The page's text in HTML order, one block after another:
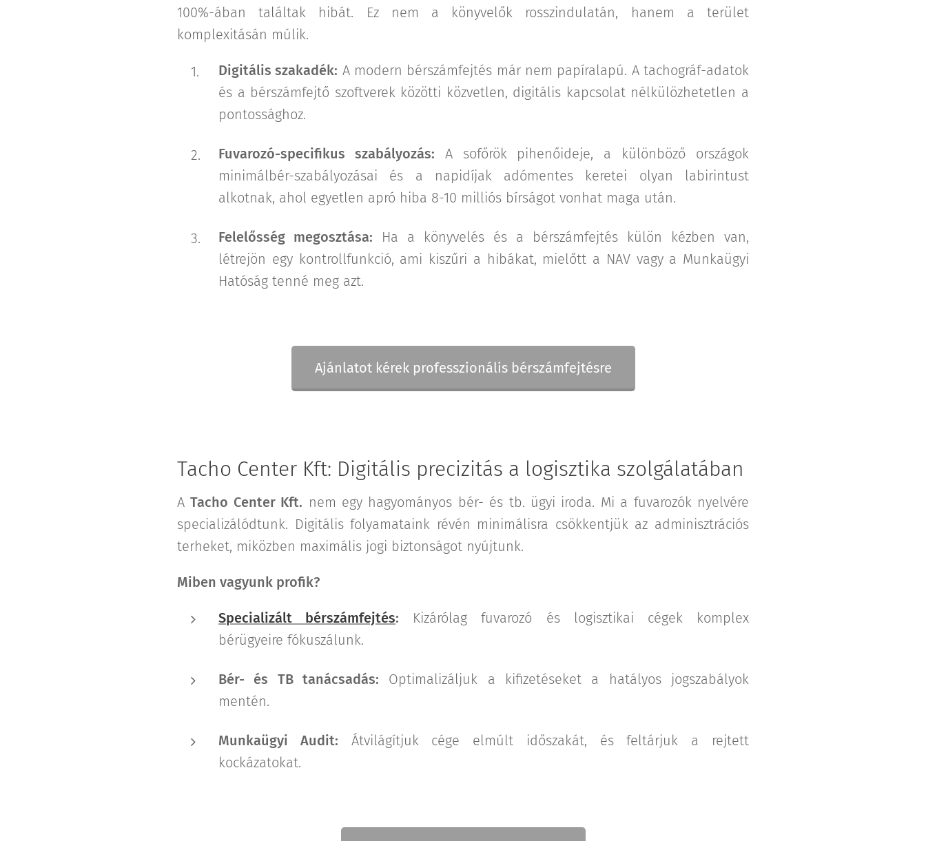
100%-ában találtak hibát. Ez nem a könyvelők rosszindulatán, hanem a terület
komplexitásán múlik.
Digitális szakadék: A modern bérszámfejtés már nem papíralapú. A tachográf-adatok
és a bérszámfejtő szoftverek közötti közvetlen, digitális kapcsolat nélkülözhetetlen a
pontossághoz.
Fuvarozó-specifikus szabályozás: A sofőrök pihenőideje, a különböző országok
minimálbér-szabályozásai és a napidíjak adómentes keretei olyan labirintust
alkotnak, ahol egyetlen apró hiba 8-10 milliós bírságot vonhat maga után.
Felelősség megosztása: Ha a könyvelés és a bérszámfejtés külön kézben van,
létrejön egy kontrollfunkció, ami kiszűri a hibákat, mielőtt a NAV vagy a Munkaügyi
Hatóság tenné meg azt.
Ajánlatot kérek professzionális bérszámfejtésre
Tacho Center Kft: Digitális precizitás a logisztika szolgálatában
ATacho Center Kft. nem egy hagyományos bér- és tb. ügyi iroda. Mi a fuvarozók nyelvére
specializálódtunk. Digitális folyamataink révén minimálisra csökkentjük az adminisztrációs
terheket, miközben maximális jogi biztonságot nyújtunk.
Miben vagyunk profik?
Specializált bérszámfejtés: Kizárólag fuvarozó és logisztikai cégek komplex
bérügyeire fókuszálunk.
Bér- és TB tanácsadás: Optimalizáljuk a kifizetéseket a hatályos jogszabályok
mentén.
Munkaügyi Audit: Átvilágítjuk cége elmúlt időszakát, és feltárjuk a rejtett
kockázatokat.